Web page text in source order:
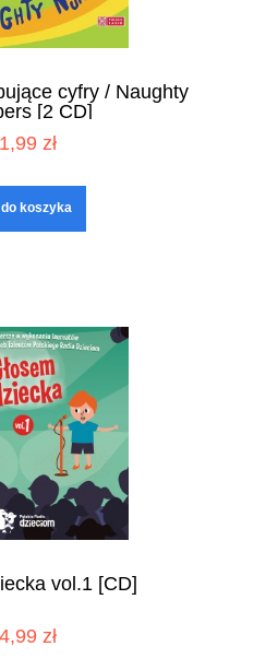
cyfry / Naughty
[2 CD]
zł
do koszyka
vol.1 [CD]
zł